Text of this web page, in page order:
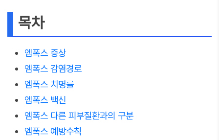
목차
엠폭스 증상
엠폭스 감염경로
엠폭스 치명률
엠폭스 백신
엠폭스 다른 피부질환과의 구분
엠폭스 예방수칙